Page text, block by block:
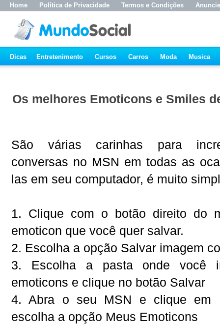
Home Política de Privacidade Termos e Condições Anuncie
Dicas Entretenimento Cursos Carros Moda Musica
Os melhores Emoticons e Smiles
São várias carinhas para
conversas no MSN em todas as
las em seu computador, é muito
1. Clique com o botão direito do
emoticon que você quer salvar.
2. Escolha a opção Salvar imagem
3. Escolha a pasta onde você
emoticons e clique no botão Salvar
4. Abra o seu MSN e clique em
escolha a opção Meus Emoticons